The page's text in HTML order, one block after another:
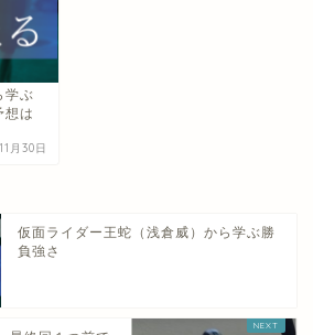
学ぶ
想は
月30日
仮面ライダー王蛇（浅倉威）から学ぶ勝
負強さ